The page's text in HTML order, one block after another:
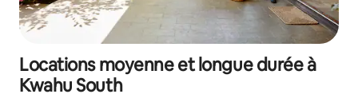
Locations moyenne et longue durée à
Kwahu South